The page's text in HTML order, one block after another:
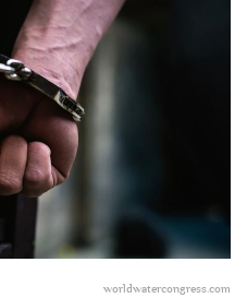
worldwatercongress.com